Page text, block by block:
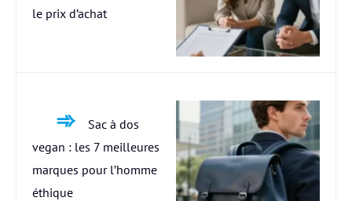
le prix d’achat
Sac à dos
vegan : les 7 meilleures
marques pour l’homme
éthique